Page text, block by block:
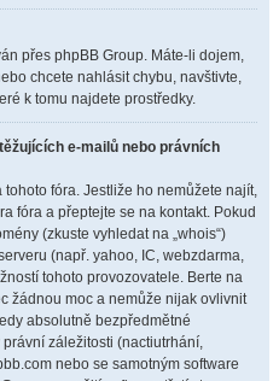
přes phpBB Group. Máte-li dojem,
chcete nahlásit chybu, navštivte,
k tomu najdete prostředky.
e-mailů nebo právních
fóra. Jestliže ho nemůžete najít,
fóra a přeptejte se na kontakt. Pokud
(zkuste vyhledat na „whois“)
(např. yahoo, IC, webzdarma,
tohoto provozovatele. Berte na
žádnou moc a nemůže nijak ovlivnit
absolutně bezpředmětné
záležitosti (nactiutrhání,
nebo se samotným software